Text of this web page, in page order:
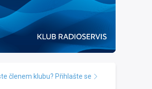
členem klubu? Přihlašte se